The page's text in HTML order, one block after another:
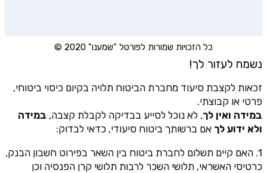
כל הזכויות שמורות לפורטל "שמענו" 2020 ©
נשמח לעזור לך!
זכאות לקצבת סיעוד מחברת הביטוח תלויה בקיום כיסוי ביטוחי,
פרטי או קבוצתי.
במידה ואין לך, לא נוכל לסייע בבדיקה לקבלת קצבה, במידה
ולא ידוע לך אם ברשותך ביטוח סיעודי, כדאי לבדוק:
1. האם קיים תשלום לחברת ביטוח בין השאר בפירוט חשבון הבנק,
כרטיסי האשראי, תלושי השכר לרבות תלושי קרן הפנסיה וכן